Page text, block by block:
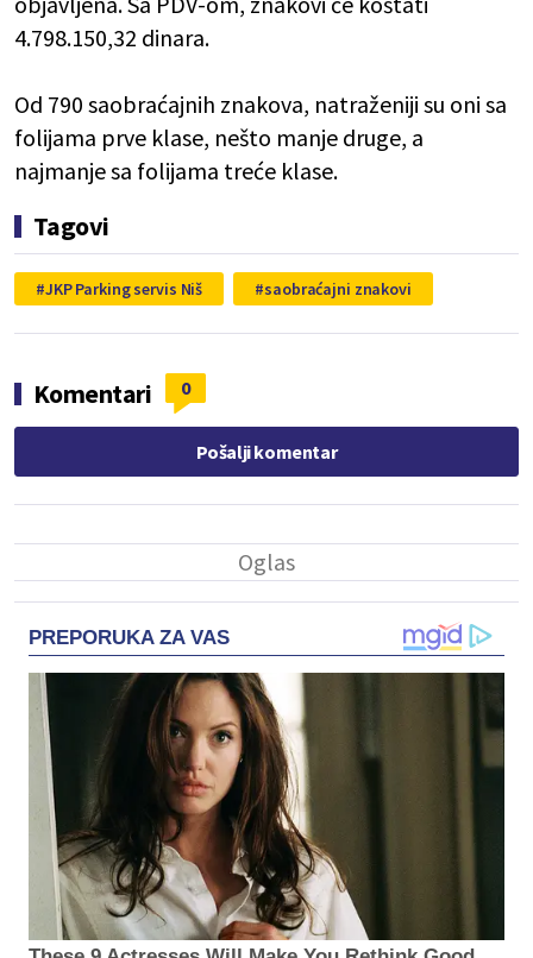
4.798.150,32 dinara.
Od 790 saobraćajnih znakova, natraženiji su oni sa
folijama prve klase, nešto manje druge, a
najmanje sa folijama treće klase.
Tagovi
JKP Parking servis Niš saobraćajni znakovi
Komentari 0
Pošalji komentar
PREPORUKA ZA VAS